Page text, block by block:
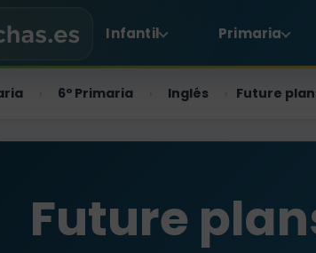
Infantil Primaria
› 6º Primaria › Inglés › Future
Future